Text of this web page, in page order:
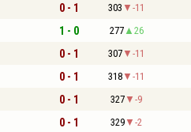
0 - 1 303 -11
1 - 0 277 26
0 - 1 307 -11
0 - 1 318 -11
0 - 1 327 -9
0 - 1 329 -2